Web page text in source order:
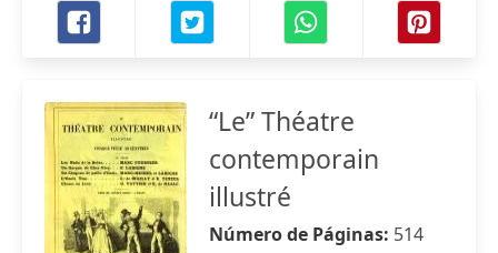
“Le” Théatre
contemporain
illustré
Número de Páginas: 514